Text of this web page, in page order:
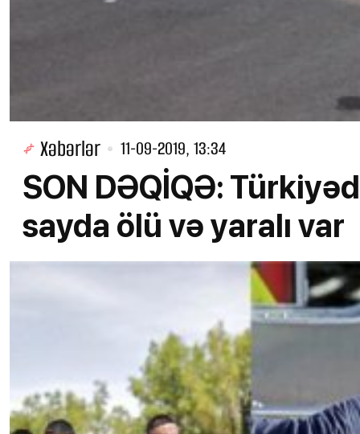
Xəbərlər 11-09-2019, 13:34
SON DƏQİQƏ:
sayda ölü və yaralı var